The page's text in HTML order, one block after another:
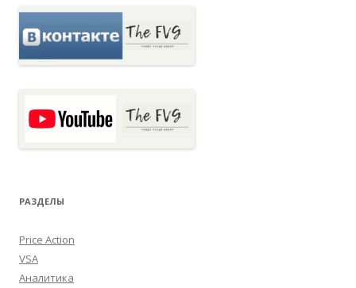
РАЗДЕЛЫ
Price Action
VSA
Аналитика